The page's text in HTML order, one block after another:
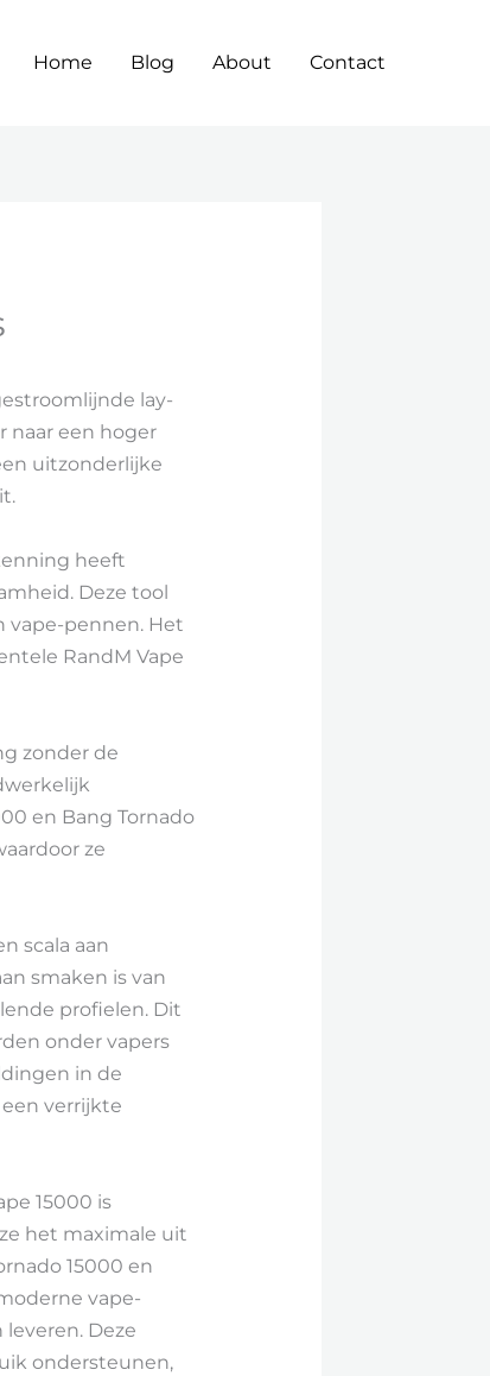
Home Blog About Contact
lay-
naar een hoger
uitzonderlijke
heeft
Deze tool
vape-pennen. Het
RandM Vape
zonder de
en Bang Tornado
ze
scala aan
smaken is van
profielen. Dit
onder vapers
in de
verrijkte
15000 is
het maximale uit
15000 en
vape-
Deze
ondersteunen,